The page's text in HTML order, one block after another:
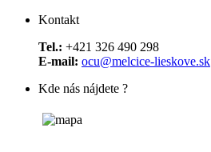
Kontakt
Tel.: +421 326 490 298
E-mail: ocu@melcice-lieskove.sk
Kde nás nájdete ?